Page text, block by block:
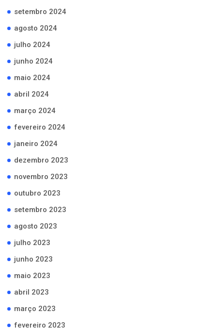
setembro 2024
agosto 2024
julho 2024
junho 2024
maio 2024
abril 2024
março 2024
fevereiro 2024
janeiro 2024
dezembro 2023
novembro 2023
outubro 2023
setembro 2023
agosto 2023
julho 2023
junho 2023
maio 2023
abril 2023
março 2023
fevereiro 2023